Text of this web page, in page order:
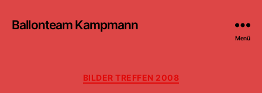
Ballonteam Kampmann
Menü
Kategorien
BILDER TREFFEN 2008